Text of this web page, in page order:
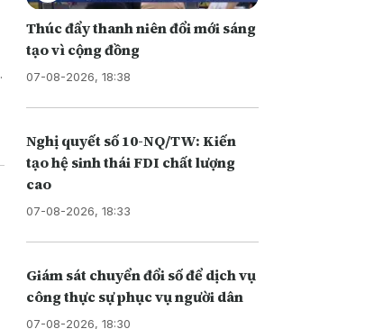
Thúc đẩy thanh niên đổi mới sáng
tạo vì cộng đồng
07-08-2026, 18:38
Nghị quyết số 10-NQ/TW: Kiến
tạo hệ sinh thái FDI chất lượng
cao
07-08-2026, 18:33
Giám sát chuyển đổi số để dịch vụ
công thực sự phục vụ người dân
07-08-2026, 18:30